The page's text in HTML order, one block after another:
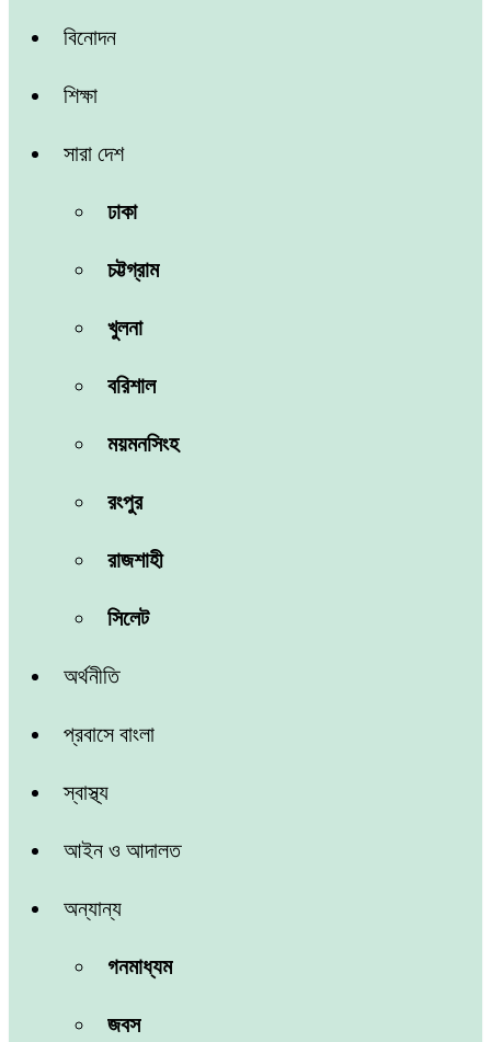
বিনোদন
শিক্ষা
সারা দেশ
ঢাকা
চট্টগ্রাম
খুলনা
বরিশাল
ময়মনসিংহ
রংপুর
রাজশাহী
সিলেট
অর্থনীতি
প্রবাসে বাংলা
স্বাস্থ্য
আইন ও আদালত
অন্যান্য
গনমাধ্যম
জবস